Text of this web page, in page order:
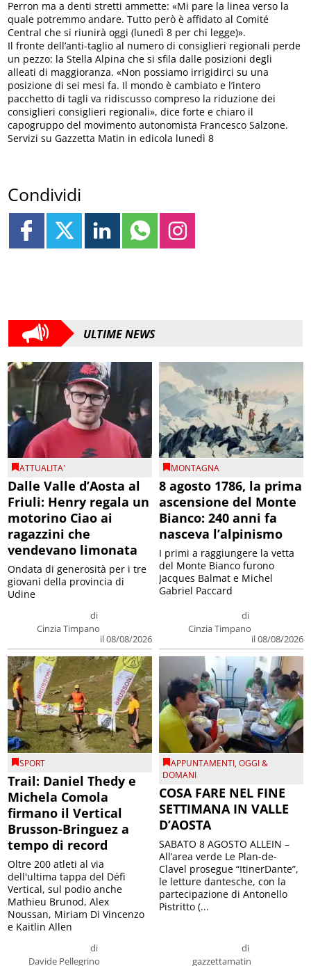
Perron ma a denti stretti ammette: «Mi pare la linea verso la
quale potremmo andare. Tutto però è affidato al Comité
Central che si riunirà oggi (lunedì 8 per chi legge)».
Il fronte dell’anti-taglio al numero di consiglieri regionali perde
un pezzo: la Stella Alpina che si sfila dalle posizioni degli
alleati di maggioranza. «Non possiamo irrigidirci su una
posizione di sei mesi fa. Il mondo è cambiato e l’intero
pacchetto di tagli va ridiscusso compreso la riduzione dei
consiglieri consiglieri regionali», dice forte e chiaro il
capogruppo del movimento autonomista Francesco Salzone.
Servizi su Gazzetta Matin in edicola lunedì 8
Condividi
ULTIME NEWS
ATTUALITA'
Dalle Valle d’Aosta al
Friuli: Henry regala un
motorino Ciao ai
ragazzini che
vendevano limonata
di
Cinzia Timpano
il 08/08/2026
Ondata di generosità per i tre
giovani della provincia di
Udine
MONTAGNA
8 agosto 1786, la prima
ascensione del Monte
Bianco: 240 anni fa
nasceva l’alpinismo
di
Cinzia Timpano
il 08/08/2026
I primi a raggiungere la vetta
del Monte Bianco furono
Jacques Balmat e Michel
Gabriel Paccard
SPORT
Trail: Daniel Thedy e
Michela Comola
firmano il Vertical
Brusson-Bringuez a
tempo di record
di
Davide Pellegrino
Oltre 200 atleti al via
dell'ultima tappa del Défì
Vertical, sul podio anche
Mathieu Brunod, Alex
Noussan, Miriam Di Vincenzo
e Kaitlin Allen
APPUNTAMENTI,OGGI &
DOMANI
COSA FARE NEL FINE
SETTIMANA IN VALLE
D’AOSTA
di
gazzettamatin
SABATO 8 AGOSTO ALLEIN –
All’area verde Le Plan-de-
Clavel prosegue “ItinerDante”,
le letture dantesche, con la
partecipazione di Antonello
Pistritto (...